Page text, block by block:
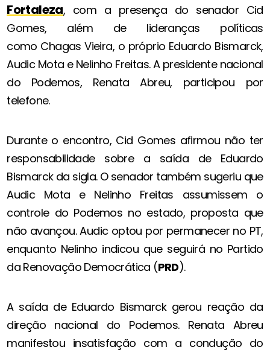
Fortaleza, com a presença do senador Cid
Gomes, além de lideranças políticas
como Chagas Vieira, o próprio Eduardo Bismarck,
Audic Mota e Nelinho Freitas. A presidente nacional
do Podemos, Renata Abreu, participou por
telefone.
Durante o encontro, Cid Gomes afirmou não ter
responsabilidade sobre a saída de Eduardo
Bismarck da sigla. O senador também sugeriu que
Audic Mota e Nelinho Freitas assumissem o
controle do Podemos no estado, proposta que
não avançou. Audic optou por permanecer no PT,
enquanto Nelinho indicou que seguirá no Partido
da Renovação Democrática (PRD).
A saída de Eduardo Bismarck gerou reação da
direção nacional do Podemos. Renata Abreu
manifestou insatisfação com a condução do